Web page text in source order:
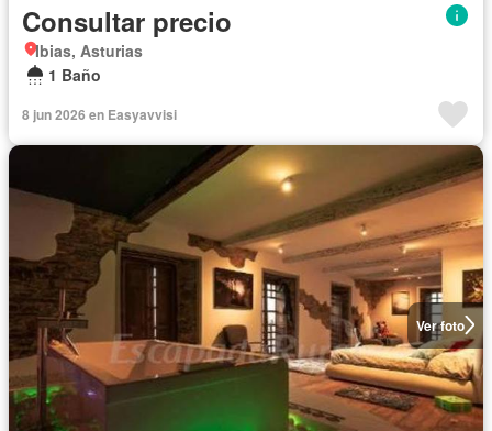
Consultar precio
Ibias, Asturias
1 Baño
8 jun 2026 en Easyavvisi
Ver foto